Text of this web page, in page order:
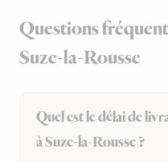
Questions
Suze-la-Rousse
Quel est le délai de
à Suze-la-Rousse ?